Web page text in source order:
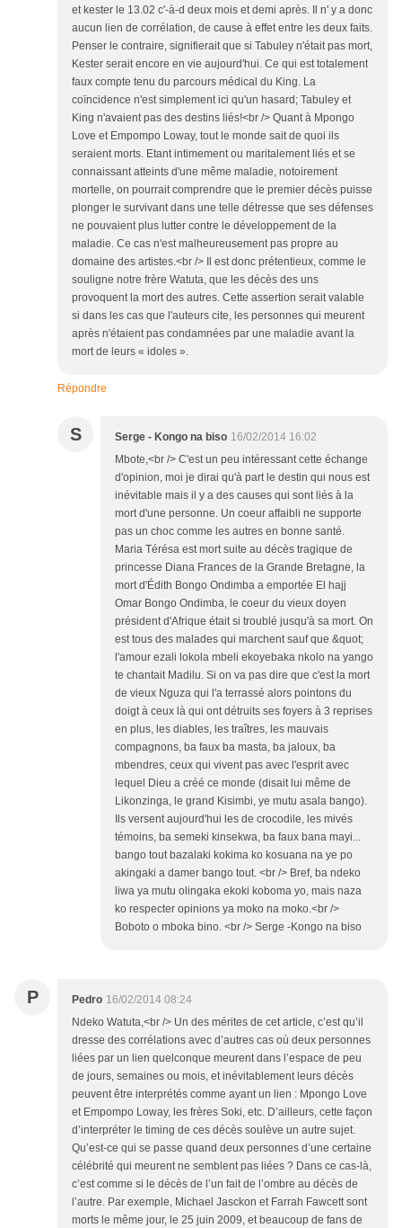
et kester le 13.02 c'-à-d deux mois et demi après. Il n' y a donc
aucun lien de corrélation, de cause à effet entre les deux faits.
Penser le contraire, signifierait que si Tabuley n'était pas mort,
Kester serait encore en vie aujourd'hui. Ce qui est totalement
faux compte tenu du parcours médical du King. La
coïncidence n'est simplement ici qu'un hasard; Tabuley et
King n'avaient pas des destins liés!<br /> Quant à Mpongo
Love et Empompo Loway, tout le monde sait de quoi ils
seraient morts. Etant intimement ou maritalement liés et se
connaissant atteints d'une même maladie, notoirement
mortelle, on pourrait comprendre que le premier décès puisse
plonger le survivant dans une telle détresse que ses défenses
ne pouvaient plus lutter contre le développement de la
maladie. Ce cas n'est malheureusement pas propre au
domaine des artistes.<br /> Il est donc prétentieux, comme le
souligne notre frère Watuta, que les décès des uns
provoquent la mort des autres. Cette assertion serait valable
si dans les cas que l'auteurs cite, les personnes qui meurent
après n'étaient pas condamnées par une maladie avant la
mort de leurs « idoles ».
Répondre
S Serge - Kongo na biso 16/02/2014 16:02
Mbote,<br /> C'est un peu intéressant cette échange
d'opinion, moi je dirai qu'à part le destin qui nous est
inévitable mais il y a des causes qui sont liés à la
mort d'une personne. Un coeur affaibli ne supporte
pas un choc comme les autres en bonne santé.
Maria Térésa est mort suite au décès tragique de
princesse Diana Frances de la Grande Bretagne, la
mort d'Édith Bongo Ondimba a emportée El hajj
Omar Bongo Ondimba, le coeur du vieux doyen
président d'Afrique était si troublé jusqu'à sa mort. On
est tous des malades qui marchent sauf que &quot;
l'amour ezali lokola mbeli ekoyebaka nkolo na yango
te chantait Madilu. Si on va pas dire que c'est la mort
de vieux Nguza qui l'a terrassé alors pointons du
doigt à ceux là qui ont détruits ses foyers à 3 reprises
en plus, les diables, les traîtres, les mauvais
compagnons, ba faux ba masta, ba jaloux, ba
mbendres, ceux qui vivent pas avec l'esprit avec
lequel Dieu a créé ce monde (disait lui même de
Likonzinga, le grand Kisimbi, ye mutu asala bango).
Ils versent aujourd'hui les de crocodile, les mivés
témoins, ba semeki kinsekwa, ba faux bana mayi...
bango tout bazalaki kokima ko kosuana na ye po
akingaki a damer bango tout. <br /> Bref, ba ndeko
liwa ya mutu olingaka ekoki koboma yo, mais naza
ko respecter opinions ya moko na moko.<br />
Boboto o mboka bino. <br /> Serge -Kongo na biso
P Pedro 16/02/2014 08:24
Ndeko Watuta,<br /> Un des mérites de cet article, c’est qu’il
dresse des corrélations avec d’autres cas où deux personnes
liées par un lien quelconque meurent dans l’espace de peu
de jours, semaines ou mois, et inévitablement leurs décès
peuvent être interprétés comme ayant un lien : Mpongo Love
et Empompo Loway, les frères Soki, etc. D’ailleurs, cette façon
d’interpréter le timing de ces décès soulève un autre sujet.
Qu’est-ce qui se passe quand deux personnes d’une certaine
célébrité qui meurent ne semblent pas liées ? Dans ce cas-là,
c’est comme si le décès de l’un fait de l’ombre au décès de
l’autre. Par exemple, Michael Jasckon et Farrah Fawcett sont
morts le même jour, le 25 juin 2009, et beaucoup de fans de